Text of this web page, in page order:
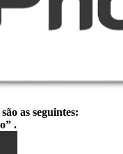
as seguintes:
.